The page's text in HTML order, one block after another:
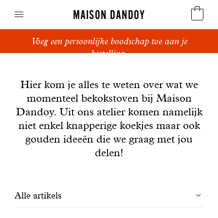
MAISON DANDOY
Speculoos
Suikerbrood en peperkoek
Cakes
Snoepgoed
Voeg een persoonlijke boodschap toe aan je
bestelling.
Hier kom je alles te weten over wat we
momenteel bekokstoven bij Maison
Dandoy. Uit ons atelier komen namelijk
niet enkel knapperige koekjes maar ook
gouden ideeën die we graag met jou
delen!
Filtrer
Alle artikels